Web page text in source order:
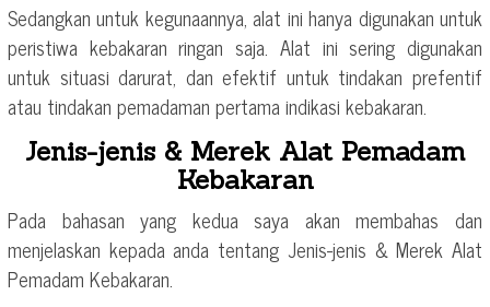
Sedangkan untuk kegunaannya, alat ini hanya digunakan untuk
peristiwa kebakaran ringan saja. Alat ini sering digunakan
untuk situasi darurat, dan efektif untuk tindakan prefentif
atau tindakan pemadaman pertama indikasi kebakaran.
Jenis-jenis & Merek Alat Pemadam
Kebakaran
Pada bahasan yang kedua saya akan membahas dan
menjelaskan kepada anda tentang Jenis-jenis & Merek Alat
Pemadam Kebakaran.